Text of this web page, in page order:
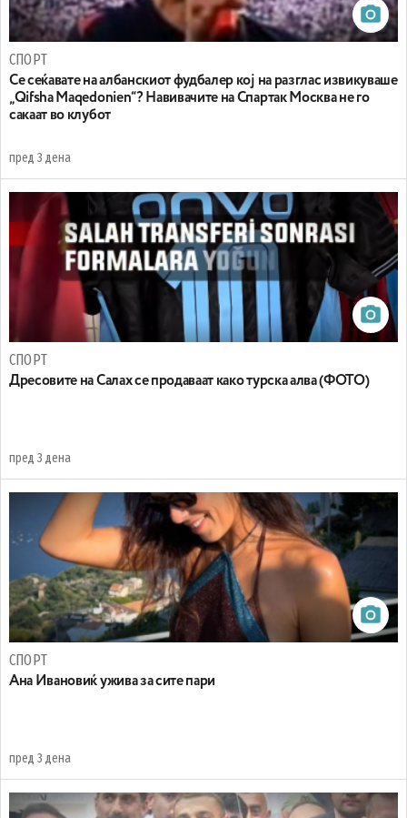
СПОРТ
Се сеќавате на албанскиот фудбалер кој на разглас извикуваше
„Qifsha Maqedonien“? Навивачите на Спартак Москва не го
сакаат во клубот
пред 3 дена
СПОРТ
Дресовите на Салах се продаваат како турска алва (ФОТО)
пред 3 дена
СПОРТ
Ана Ивановиќ ужива за сите пари
пред 3 дена